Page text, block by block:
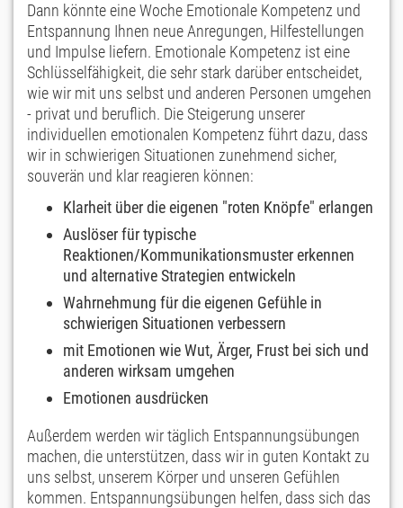
Dann könnte eine Woche Emotionale Kompetenz und
Entspannung Ihnen neue Anregungen, Hilfestellungen
und Impulse liefern. Emotionale Kompetenz ist eine
Schlüsselfähigkeit, die sehr stark darüber entscheidet,
wie wir mit uns selbst und anderen Personen umgehen
- privat und beruflich. Die Steigerung unserer
individuellen emotionalen Kompetenz führt dazu, dass
wir in schwierigen Situationen zunehmend sicher,
souverän und klar reagieren können:
Klarheit über die eigenen "roten Knöpfe" erlangen
Auslöser für typische
Reaktionen/Kommunikationsmuster erkennen
und alternative Strategien entwickeln
Wahrnehmung für die eigenen Gefühle in
schwierigen Situationen verbessern
mit Emotionen wie Wut, Ärger, Frust bei sich und
anderen wirksam umgehen
Emotionen ausdrücken
Außerdem werden wir täglich Entspannungsübungen
machen, die unterstützen, dass wir in guten Kontakt zu
uns selbst, unserem Körper und unseren Gefühlen
kommen. Entspannungsübungen helfen, dass sich das